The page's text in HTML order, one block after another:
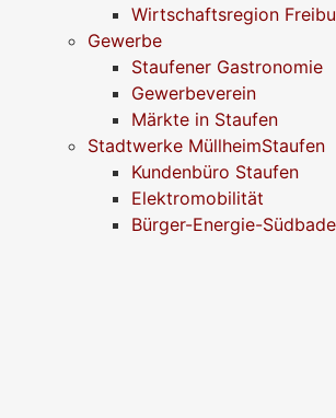
Wirtschaftsregion
Gewerbe
Staufener Gastronomie
Gewerbeverein
Märkte in Staufen
Stadtwerke MüllheimStaufen
Kundenbüro Staufen
Elektromobilität
Bürger-Energie-